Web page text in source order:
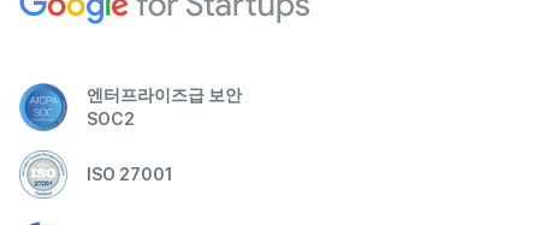
엔터프라이즈급 보안
SOC2
ISO 27001